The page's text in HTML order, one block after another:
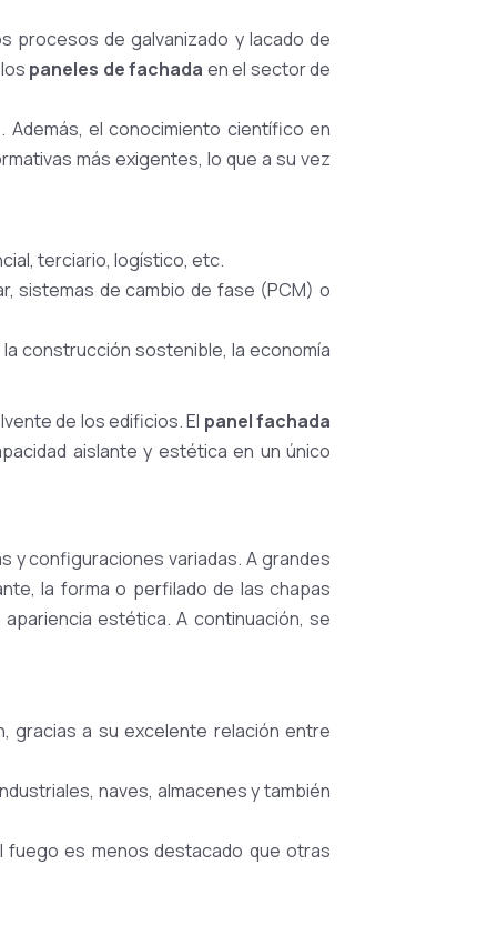
procesos de galvanizado y lacado de
paneles de fachada en el sector de
Además, el conocimiento científico en
más exigentes, lo que a su vez
terciario, logístico, etc.
sistemas de cambio de fase (PCM) o
construcción sostenible, la economía
de los edificios. El panel fachada
aislante y estética en un único
y configuraciones variadas. A grandes
la forma o perfilado de las chapas
estética. A continuación, se
gracias a su excelente relación entre
naves, almacenes y también
fuego es menos destacado que otras